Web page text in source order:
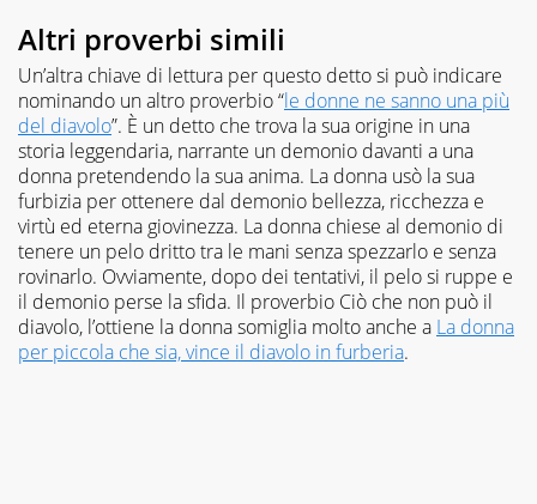
Altri proverbi simili
Un’altra chiave di lettura per questo detto si può indicare
nominando un altro proverbio “le donne ne sanno una più
del diavolo”. È un detto che trova la sua origine in una
storia leggendaria, narrante un demonio davanti a una
donna pretendendo la sua anima. La donna usò la sua
furbizia per ottenere dal demonio bellezza, ricchezza e
virtù ed eterna giovinezza. La donna chiese al demonio di
tenere un pelo dritto tra le mani senza spezzarlo e senza
rovinarlo. Ovviamente, dopo dei tentativi, il pelo si ruppe e
il demonio perse la sfida. Il proverbio Ciò che non può il
diavolo, l’ottiene la donna somiglia molto anche a La donna
per piccola che sia, vince il diavolo in furberia.